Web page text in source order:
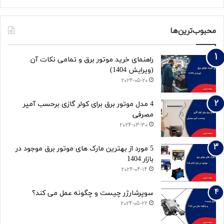
محبوب‌ترین‌ها
راهنمای خرید موتور برق و تمامی نکات آن
(ویرایش 1404)
2024-05-20
4 مدل موتور برق برای کولر گازی برحسب آمپر
مصرفی
2024-03-30
5 مورد از بهترین مارک های موتور برق موجود در
بازار 1404
2024-04-14
سوپرشارژر چیست و چگونه عمل می کند؟
2024-05-26